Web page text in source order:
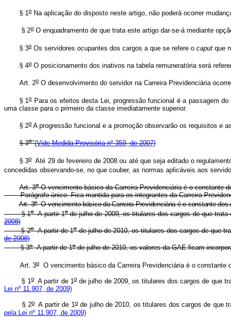
§ 1o Na aplicação do disposto neste artigo, não poderá ocorrer
§ 2o O enquadramento de que trata este artigo dar-se-á mediante
§ 3o Os servidores ocupantes dos cargos a que se refere o caput que
§ 4o O posicionamento dos inativos na tabela remuneratória será
Art. 2o O desenvolvimento do servidor na Carreira Previdenciária
§ 1oPara os efeitos desta Lei, progressão funcional é a passagem
uma classe para o primeiro da classe imediatamente superior.
§ 2o A progressão funcional e a promoção observarão os requisitos e
§ 3o(Vide Medida Provisória nº 359, de 2007)
§ 3oAté 29 de fevereiro de 2008 ou até que seja editado o
concedidas observando-se, no que couber, as normas aplicáveis aos
Art. 3oO vencimento básico da Carreira Previdenciária é o constante
Parágrafo único. Fica mantida para os integrantes da Carreira
Art. 3oO vencimento básico da Carreira Previdenciária é o constante
§ 1oA partir 1ode julho de 2009, os titulares dos cargos de que
2008)
§ 2oA partir de 1ode julho de 2010,os titulares dos cargos de que
de 2008)
§ 3oA partir de 1ode julho de 2010, os valores da GAE ficam
Art. 3o O vencimento básico da Carreira Previdenciária é o constante
§ 1oA partir de 1ode julho de 2009, os titulares dos cargos de que
Lei nº 11.907, de 2009)
§ 2oA partir de 1ode julho de 2010, os titulares dos cargos de que
pela Lei nº 11.907, de 2009)